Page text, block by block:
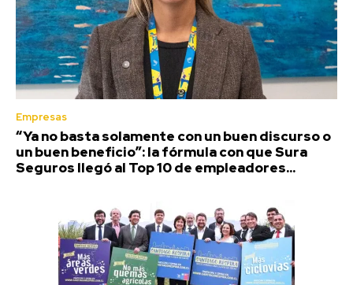
Empresas
“Ya no basta solamente con un buen discurso o
un buen beneficio”: la fórmula con que Sura
Seguros llegó al Top 10 de empleadores...